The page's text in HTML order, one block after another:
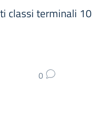
classi terminali 10
0